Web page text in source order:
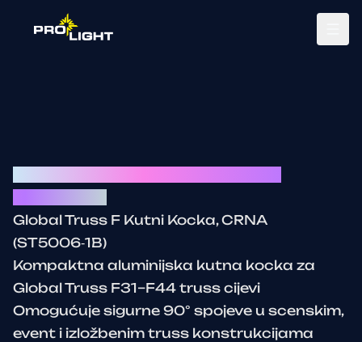
Global Truss F Kutni Kocka, CRNA
(ST5006‑1B)
Kompaktna aluminijska kutna kocka za
Global Truss F31–F44 truss cijevi
Omogućuje sigurne 90° spojeve u scenskim,
event i izložbenim truss konstrukcijama